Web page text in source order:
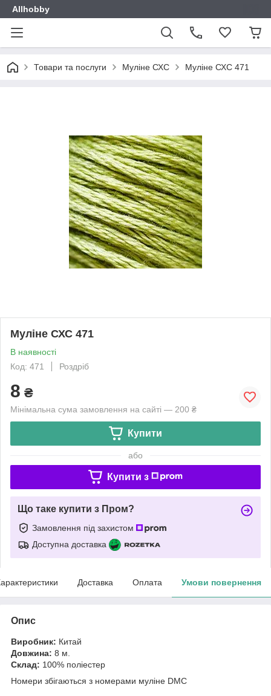
Allhobby
Товари та послуги Муліне СХС Муліне СХС 471
Муліне СХС 471
В наявності
Код: 471
Роздріб
8 ₴
Мінімальна сума замовлення на сайті — 200 ₴
Купити
або
Купити з
Що таке купити з Пром?
Замовлення під захистом
Доступна доставка
Доставка Оплата Умови повернення
Опис
Виробник: Китай
Довжина: 8 м.
Склад: 100% поліестер
Номери збігаються з номерами муліне DMC